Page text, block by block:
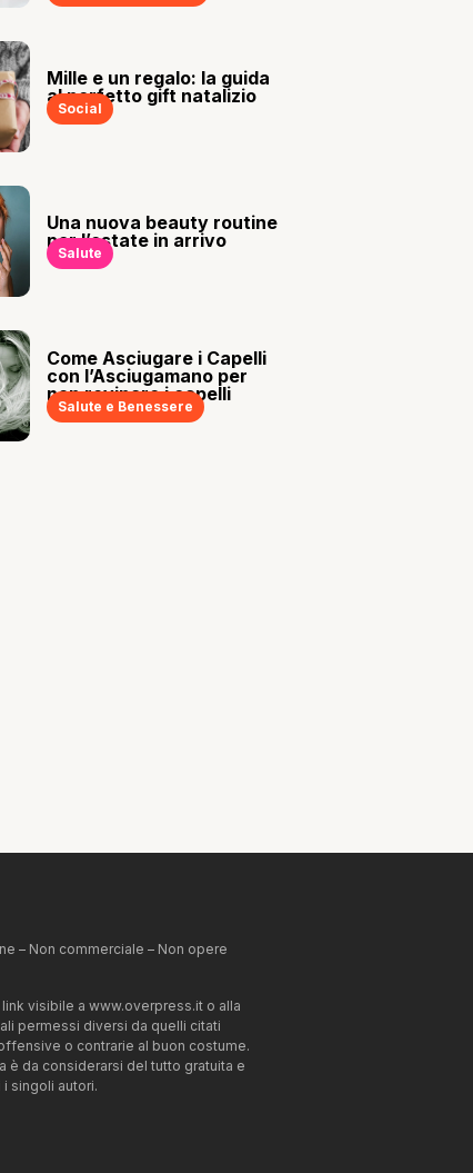
Mille e un regalo: la guida
al perfetto gift natalizio
Social
Una nuova beauty routine
per l’estate in arrivo
Salute
Come Asciugare i Capelli
con l’Asciugamano per
non rovinare i capelli
Salute e Benessere
– Non commerciale – Non opere
visibile a www.overpress.it o alla
permessi diversi da quelli citati
o contrarie al buon costume.
è da considerarsi del tutto gratuita e
singoli autori.